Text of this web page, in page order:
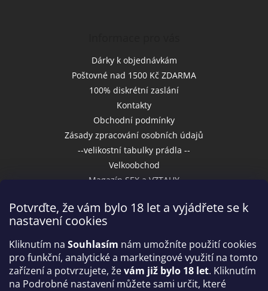
Potvrďte, že vám bylo 18 let a vyjádřete se k
nastavení cookies
Kliknutím na Souhlasím nám umožníte použití cookies
pro funkční, analytické a marketingové využití na tomto
zařízení a potvrzujete, ževám již bylo 18 let. Kliknutím
na Podrobné nastavení můžete sami určit, které
Dárky k objednávkám
Poštovné nad 1500 Kč ZDARMA
100% diskrétní zaslání
Kontakty
Obchodní podmínky
Zásady zpracování osobních údajů
--velikostní tabulky prádla --
Velkoobchod
Magazín SEX a VZTAHY
Přijímáme online platby